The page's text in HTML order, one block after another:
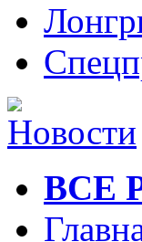
ВСЕ